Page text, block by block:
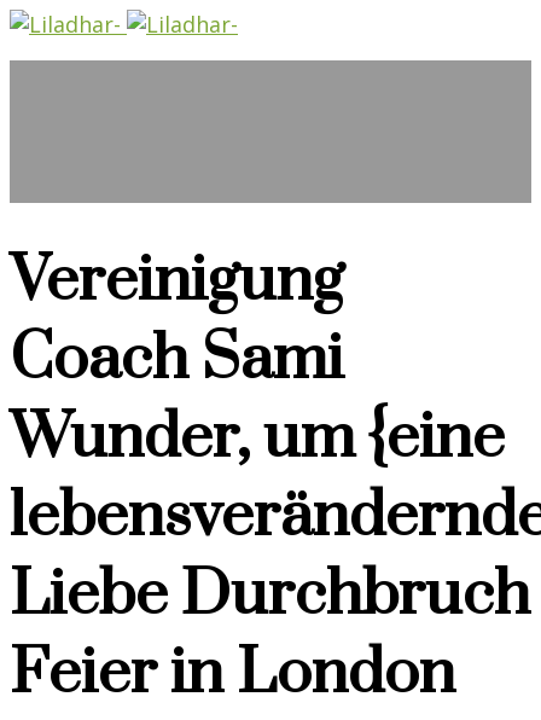
Vereinigung
Coach Sami
Wunder, um {eine
Liebe Durchbruch
Feier in London